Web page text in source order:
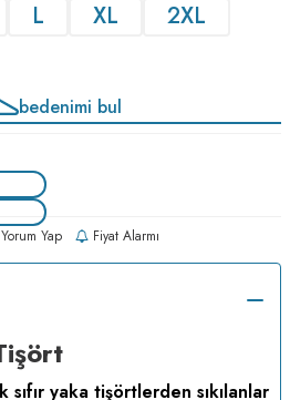
L XL
2XL
bedenimi bul
Yorum Yap Fiyat Alarmı
sıfır yaka tişörtlerden sıkılanlar